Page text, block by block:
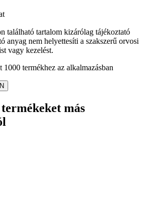
található tartalom kizárólag tájékoztató
anyag nem helyettesíti a szakszerű orvosi
vagy kezelést.
termékhez az alkalmazásban
más